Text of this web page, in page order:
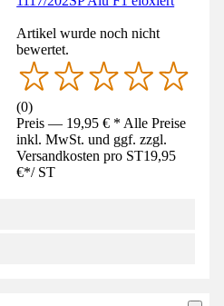
Artikel wurde noch nicht
bewertet.
(0)
Preis — 19,95 € * Alle Preise
inkl. MwSt. und ggf. zzgl.
Versandkosten pro ST19,95
€*/ ST